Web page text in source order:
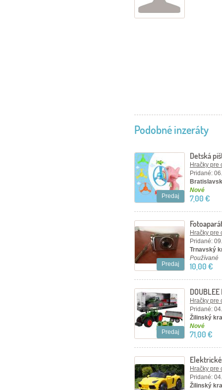
Podobné inzeráty
Predaj
Detská
Hračky pre
Pridané:
Nové
7,00 €
Predaj
Hračky pre
Pridané:
Trnavský
Používané
10,00 €
Predaj
Hračky pre
Pridané:
Žilinský
Nové
71,00 €
Hračky pre
Pridané:
Žilinský